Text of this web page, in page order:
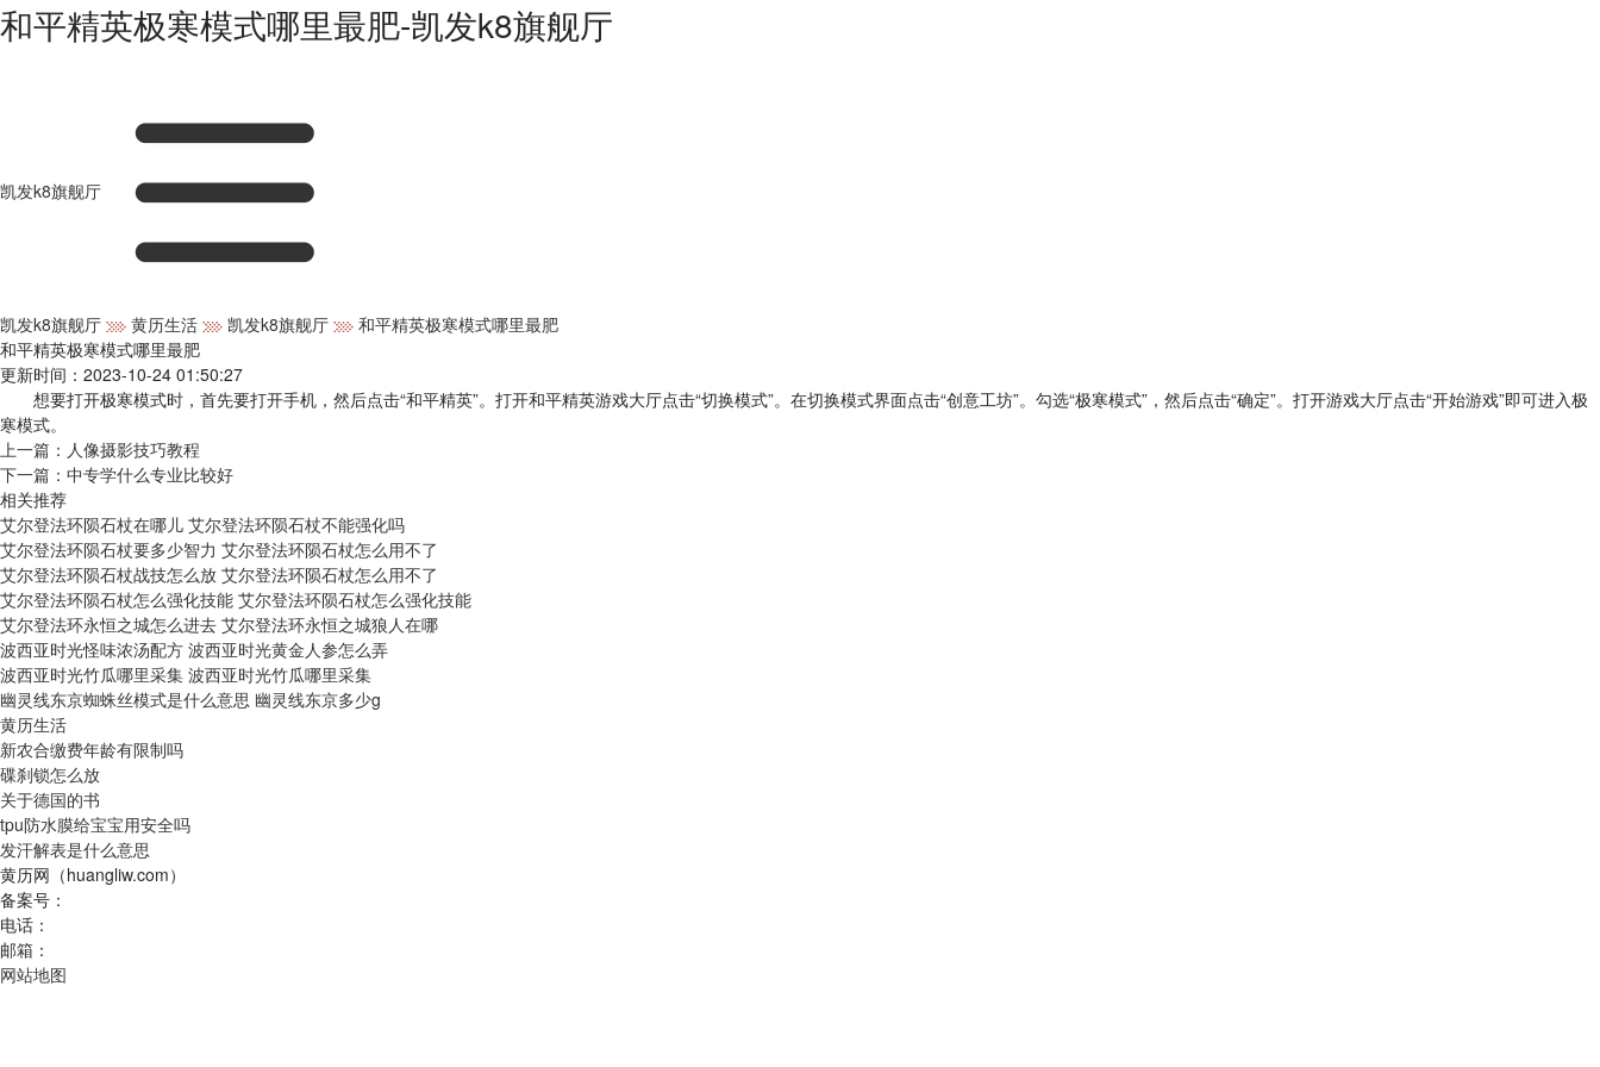
和平精英极寒模式哪里最肥-凯发k8旗舰厅
凯发k8旗舰厅
凯发k8旗舰厅 黄历生活 凯发k8旗舰厅
和平精英极寒模式哪里最肥
和平精英极寒模式哪里最肥
更新时间：2023-10-24 01:50:27
想要打开极寒模式时，首先要打开手机，然后点击“和平精英”。打开和平精英游戏大厅点击“切换模式”。在切换模式界面点击“创意工坊”。勾选“极寒模式”，然后点击“确定”。打开游戏大厅点击“开始游戏”即可进入极
寒模式。
上一篇： 人像摄影技巧教程
下一篇： 中专学什么专业比较好
相关推荐
艾尔登法环陨石杖在哪儿 艾尔登法环陨石杖不能强化吗
艾尔登法环陨石杖要多少智力 艾尔登法环陨石杖怎么用不了
艾尔登法环陨石杖战技怎么放 艾尔登法环陨石杖怎么用不了
艾尔登法环陨石杖怎么强化技能 艾尔登法环陨石杖怎么强化技能
艾尔登法环永恒之城怎么进去 艾尔登法环永恒之城狼人在哪
波西亚时光怪味浓汤配方 波西亚时光黄金人参怎么弄
波西亚时光竹瓜哪里采集 波西亚时光竹瓜哪里采集
幽灵线东京蜘蛛丝模式是什么意思 幽灵线东京多少g
黄历生活
新农合缴费年龄有限制吗
碟刹锁怎么放
关于德国的书
tpu防水膜给宝宝用安全吗
发汗解表是什么意思
黄历网（huangliw.com）
备案号：
电话：
邮箱：
网站地图